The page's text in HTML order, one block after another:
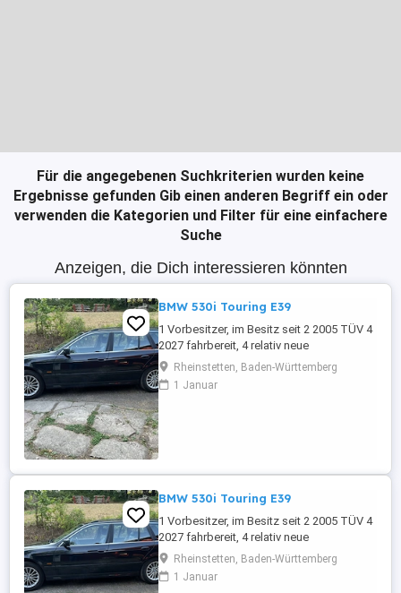
Für die angegebenen Suchkriterien wurden keine
Ergebnisse gefunden Gib einen anderen Begriff ein oder
verwenden die Kategorien und Filter für eine einfachere
Suche
Anzeigen, die Dich interessieren könnten
BMW 530i Touring E39
1 Vorbesitzer, im Besitz seit 2 2005 TÜV 4
2027 fahrbereit, 4 relativ neue
Sommerreifen, 4 relativ neue Winterreifen
mit Alufelgen, regelmäßige Inspektion,
Automatikgetriebe neu 2020 mit ca. 249
Rheinstetten, Baden-Württemberg
1 Januar
BMW 530i Touring E39
1 Vorbesitzer, im Besitz seit 2 2005 TÜV 4
2027 fahrbereit, 4 relativ neue
Sommerreifen, 4 relativ neue Winterreifen
mit Alufelgen, regelmäßige Inspektion,
Automatikgetriebe neu 2020 mit ca. 249
Rheinstetten, Baden-Württemberg
1 Januar